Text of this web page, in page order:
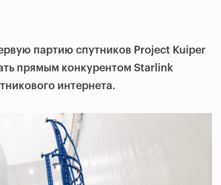
партию спутников Project Kuiper
прямым конкурентом Starlink
интернета.